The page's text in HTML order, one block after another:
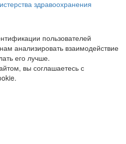
здравоохранения
пользователей
анализировать взаимодействие
его лучше.
вы соглашаетесь с